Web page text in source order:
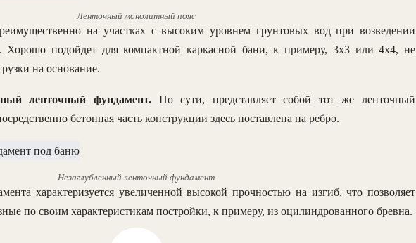
Ленточный монолитный пояс
на участках с высоким уровнем грунтовых вод при возведении
Хорошо подойдет для компактной каркасной бани, к примеру, 3х3 или 4х4, не
на основание.
ленточный фундамент.По сути, представляет собой тот же ленточный
бетонная часть конструкции здесь поставлена на ребро.
Незаглубленный ленточный фундамент
характеризуется увеличенной высокой прочностью на изгиб, что позволяет
по своим характеристикам постройки, к примеру, из оцилиндрованного бревна.